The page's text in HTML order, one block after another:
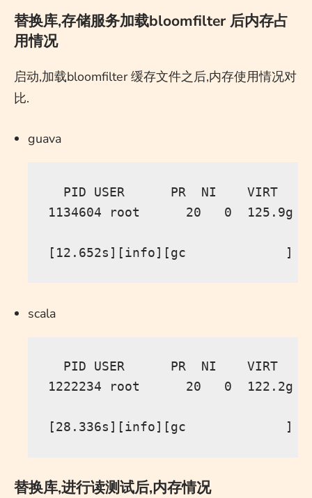
替换库,存储服务加载bloomfilter 后内存占
用情况
启动,加载bloomfilter 缓存文件之后,内存使用情况对
比.
guava
PID USER      PR  NI    VIRT
1134604 root      20   0  125.9g
scala
PID USER      PR  NI    VIRT
1222234 root      20   0  122.2g
替换库,进行读测试后,内存情况